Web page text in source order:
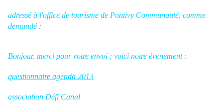
adressé à l'office de tourisme de Pontivy Communauté, comme
demandé :
Bonjour, merci pour votre envoi ; voici notre évènement :
questionnaire agenda 2013
association Défi Canal